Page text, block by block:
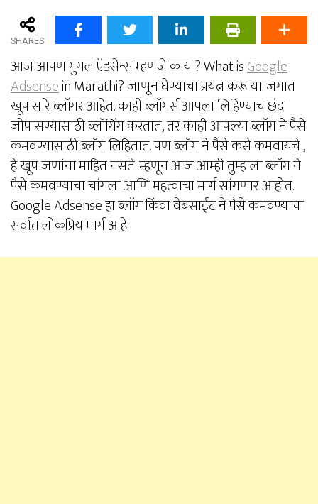
SHARES
आज आपण गुगल ऍडसेन्स म्हणजे काय ? What isGoogle
Adsensein Marathi? जाणून घेण्याचा प्रयत्न करू या. जगात
खूप सारे ब्लॉगर आहेत. काही ब्लॉगर्स आपला लिहिण्याचं छंद
जोपासण्यासाठी ब्लॉगिंग करतात, तर काही आपल्या ब्लॉग ने पैसे
कमवण्यासाठी ब्लॉग लिहितात. पण ब्लॉग ने पैसे कसे कमवायचे ,
हे खूप जणांना माहित नसते. म्हणून आज आम्ही तुम्हाला ब्लॉग ने
पैसे कमवण्याचा चांगला आणि महत्वाचा मार्ग सांगणार आहोत.
Google Adsense हा ब्लॉग किंवा वेबसाईट ने पैसे कमवण्याचा
सर्वात लोकप्रिय मार्ग आहे.